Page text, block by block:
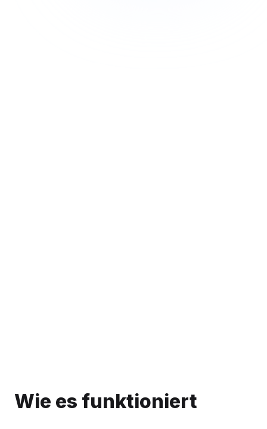
Wie es funktioniert